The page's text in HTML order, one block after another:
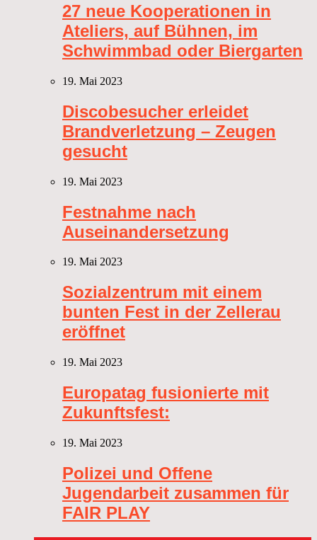
27 neue Kooperationen in
Ateliers, auf Bühnen, im
Schwimmbad oder Biergarten
19. Mai 2023
Discobesucher erleidet
Brandverletzung – Zeugen
gesucht
19. Mai 2023
Festnahme nach
Auseinandersetzung
19. Mai 2023
Sozialzentrum mit einem
bunten Fest in der Zellerau
eröffnet
19. Mai 2023
Europatag fusionierte mit
Zukunftsfest:
19. Mai 2023
Polizei und Offene
Jugendarbeit zusammen für
FAIR PLAY